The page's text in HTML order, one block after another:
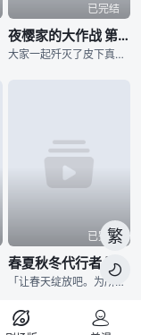
已完结
夜樱家的大作战 第二季
大家一起歼灭了皮下真率领的犯罪组织「蒲公英」，「夜樱前线」顺利成功，接着还一并举办了太阳与六美的婚宴，夜樱家迎来了安稳的日常生活…… 然而却冒出了新任务？ 某天，太阳在梦中与夜樱家初代当家夜樱蕾进
已完结
春夏秋冬代行者 春之舞
「让春天绽放吧。为所有人带来春天。」 所谓的「四季代行者」，指的是凭藉四季诸神赐予的特殊力量，使季节在各地流转的现人神。 人们习以为常的四季更迭，正是仰赖他们不懈的努力才得以维系。 然而，自从春
繁
